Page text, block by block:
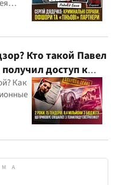
Кто такой Павел
доступ к
Как